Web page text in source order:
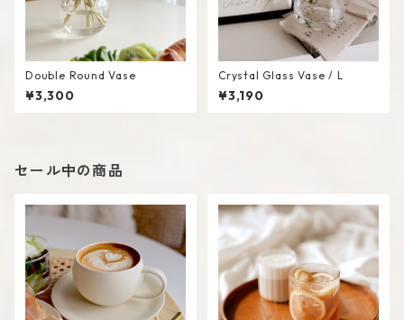
Double Round Vase
¥3,300
Crystal Glass Vase / L
¥3,190
セール中の商品